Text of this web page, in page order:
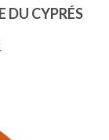
DU CYPRÉS